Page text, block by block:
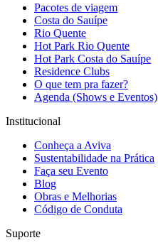
Pacotes de viagem
Costa do Sauípe
Rio Quente
Hot Park Rio Quente
Hot Park Costa do Sauípe
Residence Clubs
O que tem pra fazer?
Agenda (Shows e Eventos)
Institucional
Conheça a Aviva
Sustentabilidade na Prática
Faça seu Evento
Blog
Obras e Melhorias
Código de Conduta
Suporte